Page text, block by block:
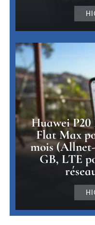
Huawei
Flat Max
mois
GB, LTE